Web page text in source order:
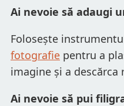
Ai nevoie să adaugi
Folosește
fotografie pentru a
imagine și a descărca
Ai nevoie să pui